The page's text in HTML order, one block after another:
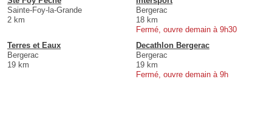
Sainte-Foy-la-Grande
2 km
Bergerac
18 km
Fermé, ouvre demain à 9h30
Terres et Eaux
Bergerac
19 km
Decathlon Bergerac
Bergerac
19 km
Fermé, ouvre demain à 9h